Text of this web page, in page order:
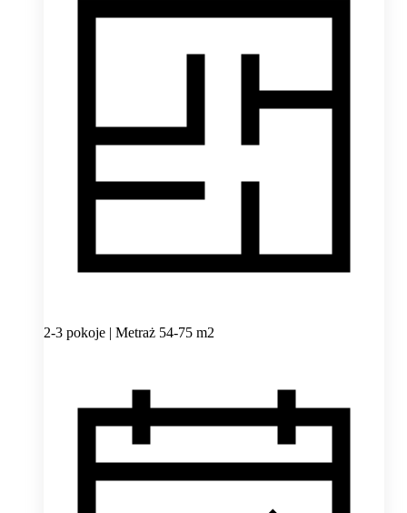
2-3 pokoje | Metraż 54-75 m2